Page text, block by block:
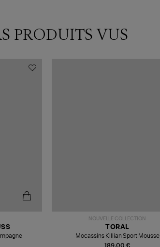
PRODUITS VUS
NOUVELLE COLLECTION
189,00 €
TORAL
Mocassins Killian Sport Mousse